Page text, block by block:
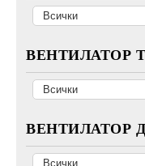
системи за
вентилатори
Кръгли
Ф200 мм и
ВЕНТИЛАТОР
ВЕНТИЛАТОР